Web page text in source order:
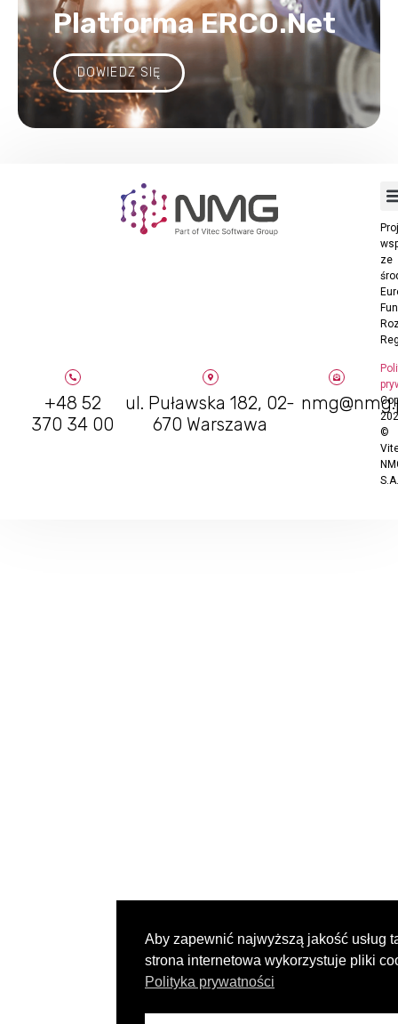
Platforma ERCO.Net
DOWIEDZ SIĘ
ze
+48 52
370 34 00
ul. Puławska 182, 02-
670 Warszawa
©
S.A.
Aby zapewnić najwyższą jakość usług
strona internetowa wykorzystuje pliki
Polityka prywatności